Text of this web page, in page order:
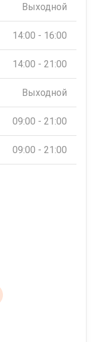
Выходной
14:00 - 16:00
14:00 - 21:00
Выходной
09:00 - 21:00
09:00 - 21:00